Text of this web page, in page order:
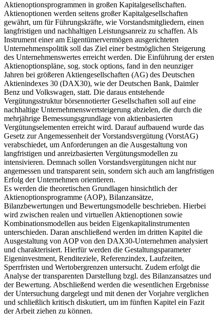
Diese Arbeit beschäftigt sich mit der Ausgestaltung von
Aktienoptionsprogrammen in großen Kapitalgesellschaften.
Aktienoptionen werden seitens großer Kapitalgesellschaften
gewährt, um für Führungskräfte, wie Vorstandsmitgliedern, einen
langfristigen und nachhaltigen Leistungsanreiz zu schaffen. Als
Instrument einer am Eigentümervermögen ausgerichteten
Unternehmenspolitik soll das Ziel einer bestmöglichen Steigerung
des Unternehmenswertes erreicht werden. Die Einführung der ersten
Aktienoptionspläne, sog. stock options, fand in den neunziger
Jahren bei größeren Aktiengesellschaften (AG) des Deutschen
Aktienindexes 30 (DAX30), wie der Deutschen Bank, Daimler
Benz und Volkswagen, statt. Die daraus entstehende
Vergütungsstruktur börsennotierter Gesellschaften soll auf eine
nachhaltige Unternehmenswertsteigerung abzielen, die durch die
mehrjährige Bemessungsgrundlage von aktienbasierten
Vergütungselementen erreicht wird. Darauf aufbauend wurde das
Gesetz zur Angemessenheit der Vorstandsvergütung (VorstAG)
verabschiedet, um Anforderungen an die Ausgestaltung von
langfristigen und anreizbasierten Vergütungsmodellen zu
intensivieren. Demnach sollen Vorstandsvergütungen nicht nur
angemessen und transparent sein, sondern sich auch am langfristigen
Erfolg der Unternehmen orientieren.
Es werden die theoretischen Grundlagen hinsichtlich der
Aktienoptionsprogramme (AOP), Bilanzansätze,
Bilanzbewertungen und Bewertungsmodelle beschrieben. Hierbei
wird zwischen realen und virtuellen Aktienoptionen sowie
Kombinationsmodellen aus beiden Eigenkapitalinstrumenten
unterschieden. Daran anschließend werden im dritten Kapitel die
Ausgestaltung von AOP von den DAX30-Unternehmen analysiert
und charakterisiert. Hierfür werden die Gestaltungsparameter
Eigeninvestment, Renditeziele, Referenzindex, Laufzeiten,
Sperrfristen und Wertobergrenzen untersucht. Zudem erfolgt die
Analyse der transparenten Darstellung bzgl. des Bilanzansatzes und
der Bewertung. Abschließend werden die wesentlichen Ergebnisse
der Untersuchung dargelegt und mit denen der Vorjahre verglichen
und schließlich kritisch diskutiert, um im fünften Kapitel ein Fazit